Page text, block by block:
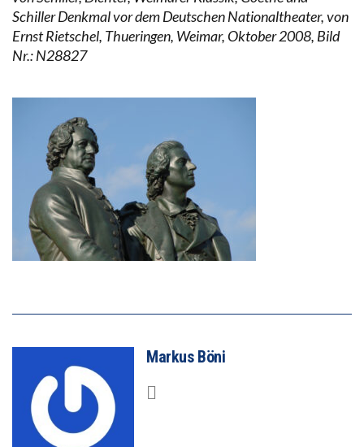
Schiller Denkmal vor dem Deutschen Nationaltheater, von
Ernst Rietschel, Thueringen, Weimar, Oktober 2008, Bild
Nr.: N28827
Markus Böni